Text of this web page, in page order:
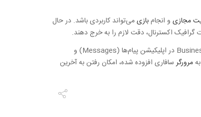
مجازی و انجامبازیمی‌تواند کاربردی باشد. در حال
گرافیک اکسترنال، دقت لازم را به خرج دهند.
ویژگی یادشده از نسخه‌ی 10.13.4 High Sierra به مک او‌اس اضافه شده است. در کنار این ویژگی، ویژگی‌های دیگری مانند Business Chat در اپلیکیشن پیام‌ها (Messages) و
مرورگرسافاری افزوده شده، امکان رفتن به آخرین